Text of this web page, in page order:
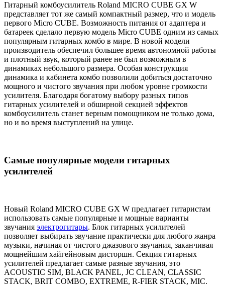
Гитарный комбоусилитель Roland MICRO CUBE GX W
представляет тот же самый компактный размер, что и модель
первого Micro CUBE. Возможность питания от адаптера и
батареек сделало первую модель Micro CUBE одним из самых
популярным гитарных комбо в мире. В новой модели
производитель обеспечил большее время автономной работы
и плотный звук, который ранее не был возможным в
динамиках небольшого размера. Особая конструкция
динамика и кабинета комбо позволили добиться достаточно
мощного и чистого звучания при любом уровне громкости
усилителя. Благодаря богатому выбору разных типов
гитарных усилителей и обширной секцией эффектов
комбоусилитель станет верным помощником не только дома,
но и во время выступлений на улице.
Самые популярные модели гитарных
усилителей
Новый Roland MICRO CUBE GX W предлагает гитаристам
использовать самые популярные и мощные варианты
звучания электрогитары. Блок гитарных усилителей
позволяет выбирать звучание практически для любого жанра
музыки, начиная от чистого джазового звучания, заканчивая
мощнейшим хайгейновым дисторшн. Секция гитарных
усилителей предлагает самые разные звучания, это
ACOUSTIC SIM, BLACK PANEL, JC CLEAN, CLASSIC
STACK, BRIT COMBO, EXTREME, R-FIER STACK, MIC.